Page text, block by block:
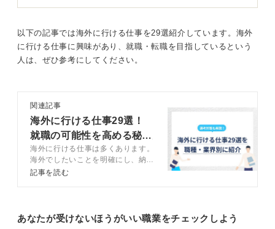
採用されることは少なく「なぜあなたを雇う必要がある
のか」を企業に納得してもらう必要があります。
体を優先するのであれば、職種を選ばなければ十分にチ
ャンスはあると思います。
一方で「◯◯の仕事がしたい」と職種を絞る場合、それ
に必要なスキルや経験があるかどうかを見られますか
ら、就職のハードルも高くなります。そのため、まずは
す。
以下の記事では海外に行ける仕事を29選紹介しています。海外
に行ける仕事に興味があり、就職・転職を目指しているという
人は、ぜひ参考にしてください。
関連記事
海外に行ける仕事29選！
就職の可能性を高める秘訣
も公開
海外に行ける仕事は多くあります。
海外でしたいことを明確にし、納得
のキャリアをつかみましょう。キャ
ひ参考にしてください。
記事を読む
あなたが受けないほうがいい職業をチェックしよう